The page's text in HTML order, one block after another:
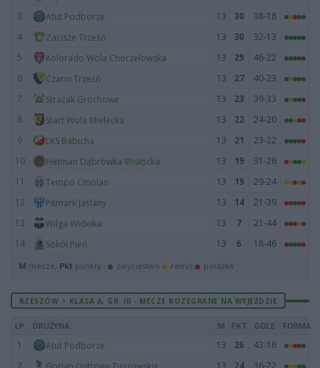
3
Atut Podborze 13 30
38-18
4
Zacisze Trześń 13 30
32-13
5
Kolorado Wola Chorzelowska 13 29
46-22
6
Czarni Trześń 13 27
40-23
7
Strażak Grochowe 13 23
39-33
8
Start Wola Mielecka 13 22
24-20
9
LKS Babicha 13 21
23-22
10
Hetman Dąbrówka Wisłocka 13 19
31-26
11
Tempo Cmolas 13 19
29-24
12
Pitmark Jaślany 13 14
21-39
13
Wilga Widełka 13 7
21-44
14
Sokół Pień 13 6 18-46
M mecze, Pkt punkty · zwycięstwo remis porażka
RZESZÓW > KLASA A, GR. III - MECZE ROZEGRANE NA WYJEŹDZIE
LP DRUŻYNA M PKT GOLE FORMA
1 Atut Podborze 13 26
43-16
2
13 24 36-22